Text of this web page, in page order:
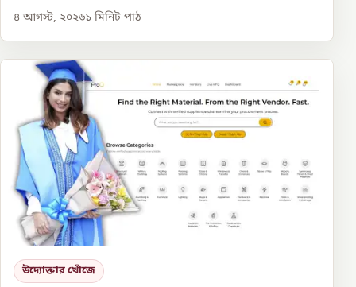
৪ আগস্ট, ২০২৬১ মিনিট পাঠ
উদ্যোক্তার খোঁজে